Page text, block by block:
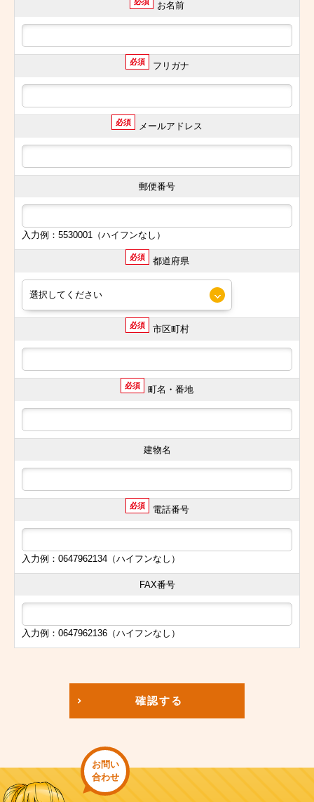
お名前
必須 フリガナ
必須 メールアドレス
郵便番号
入力例：5530001（ハイフンなし）
必須 都道府県
必須 市区町村
必須 町名・番地
建物名
必須 電話番号
入力例：0647962134（ハイフンなし）
FAX番号
入力例：0647962136（ハイフンなし）
確認する
お問い
合わせ